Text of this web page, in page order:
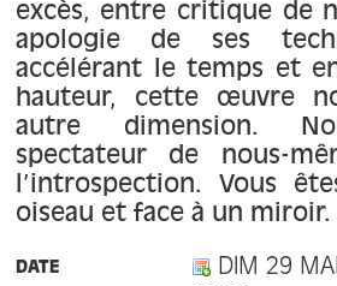
excès, entre critique de
apologie de ses
accélérant le temps et
hauteur, cette œuvre
autre dimension.
spectateur de nous-
l’introspection. Vous
oiseau et face à un miroir.
DATE DIM 29